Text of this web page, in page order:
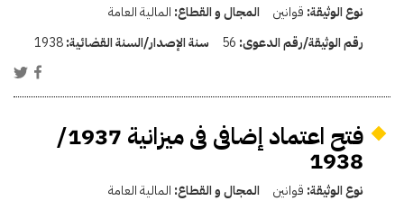
نوع الوثيقة: قوانين المجال و القطاع: المالية العامة
رقم الوثيقة/رقم الدعوى: 56 سنة الإصدار/السنة القضائية:1938
فتح اعتماد إضافى فى ميزانية 1937/
1938
نوع الوثيقة: قوانين المجال و القطاع: المالية العامة